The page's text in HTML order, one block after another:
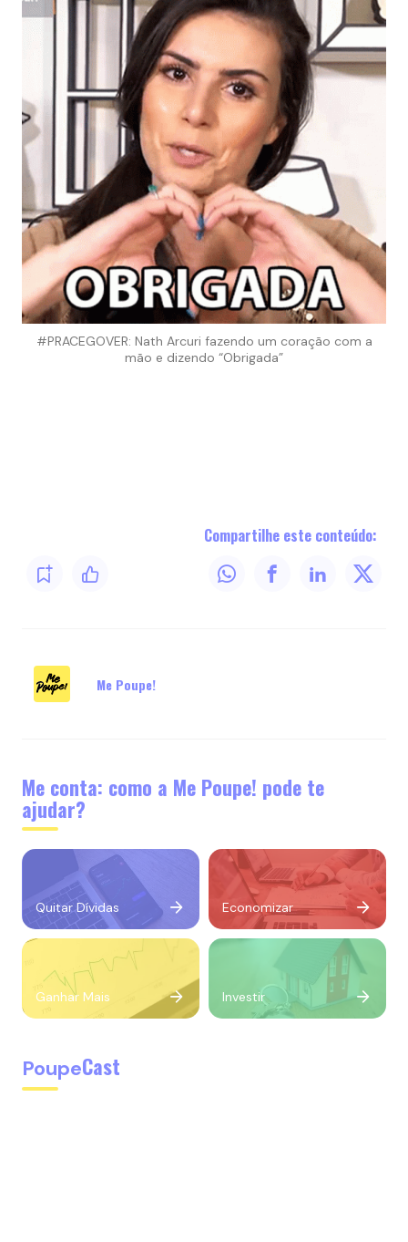
#PRACEGOVER: Nath Arcuri fazendo um coração com a
mão e dizendo “Obrigada”
Compartilhe este conteúdo:
Me Poupe!
Me conta: como a Me Poupe! pode te
ajudar?
Quitar Dívidas Economizar
Ganhar Mais Investir
PoupeCast